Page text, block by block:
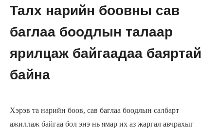
Талх нарийн боовны сав
баглаа боодлын талаар
ярилцаж байгаадаа баяртай
байна
Хэрэв та нарийн боов, сав баглаа боодлын салбарт
ажиллаж байгаа бол энэ нь ямар их аз жаргал авчрахыг